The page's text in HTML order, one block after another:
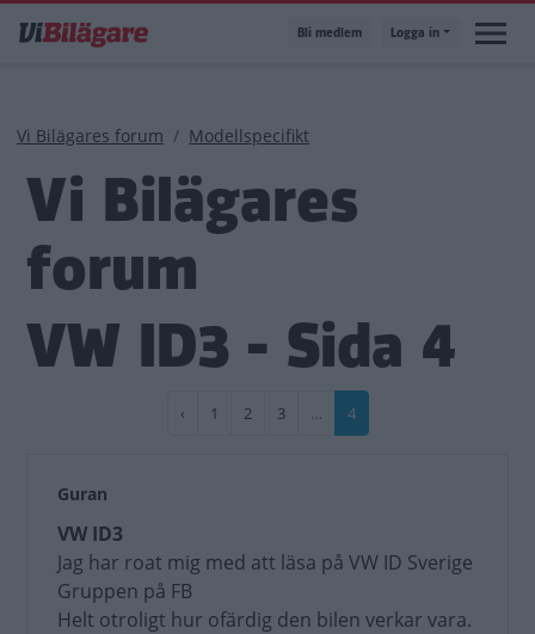
till
Bli medlem Logga in
Länkstig
Vi Bilägares forum Modellspecifikt
Vi Bilägares
forum
VW ID3 - Sida 4
Föregående
‹ Sida
1 Sida
2 Sida
3 …
Nuvarande
4
Guran
VW ID3
Jag har roat mig med att läsa på VW ID Sverige
Gruppen på FB
Helt otroligt hur ofärdig den bilen verkar vara.